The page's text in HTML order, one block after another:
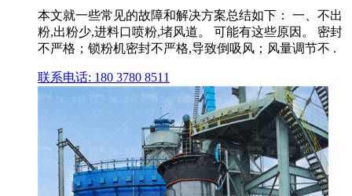
本文就一些常见的故障和解决方案总结如下： 一、不出
粉,出粉少,进料口喷粉,堵风道。 可能有这些原因。 密封
不严格；锁粉机密封不严格,导致倒吸风；风量调节不 .
联系电话: 180 3780 8511